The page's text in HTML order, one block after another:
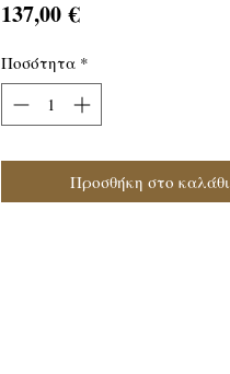
137,00 €Τιμή
Ποσότητα *
Προσθήκη στο καλάθι